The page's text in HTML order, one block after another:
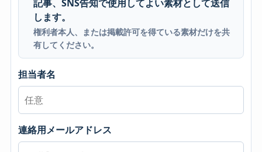
記事、SNS告知で使用してよい素材として送信
します。
権利者本人、または掲載許可を得ている素材だけを共
有してください。
担当者名
連絡用メールアドレス